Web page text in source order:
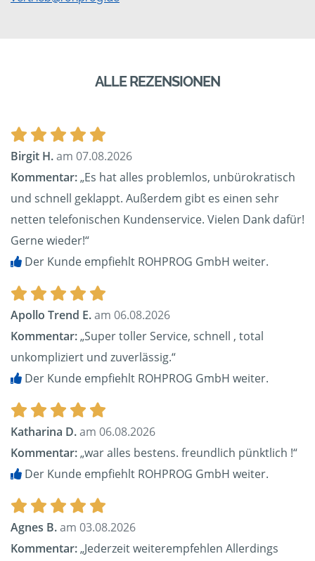
ALLE REZENSIONEN
Birgit H.am 07.08.2026
Kommentar:„Es hat alles problemlos, unbürokratisch
und schnell geklappt. Außerdem gibt es einen sehr
netten telefonischen Kundenservice. Vielen Dank dafür!
Gerne wieder!“
Der Kunde empfiehlt ROHPROG GmbH weiter.
Apollo Trend E.am 06.08.2026
Kommentar:„Super toller Service, schnell , total
unkompliziert und zuverlässig.“
Der Kunde empfiehlt ROHPROG GmbH weiter.
Katharina D.am 06.08.2026
Kommentar:„war alles bestens. freundlich pünktlich !“
Der Kunde empfiehlt ROHPROG GmbH weiter.
Agnes B.am 03.08.2026
Kommentar:„Jederzeit weiterempfehlen Allerdings